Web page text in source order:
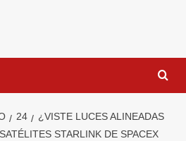
24
¿VISTE LUCES ALINEADAS
STARLINK DE SPACEX